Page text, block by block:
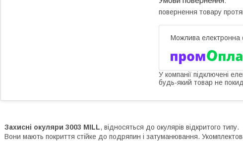
повернення товару
У компанії підключені
будь-який товар не
Захисні окуляри 3003 MILL, відносяться до окулярів відкритого типу.
Вони мають покриття стійке до подряпин і затуманювання.